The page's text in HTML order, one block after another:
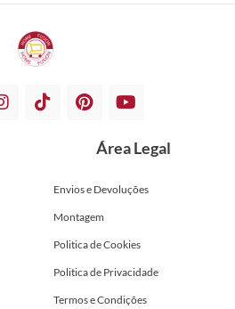
Área Legal
Envios e Devoluções
Montagem
Politica de Cookies
Politica de Privacidade
Termos e Condições